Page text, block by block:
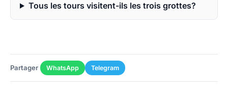
Tous les tours visitent-ils les trois grottes?
Partager WhatsApp Telegram